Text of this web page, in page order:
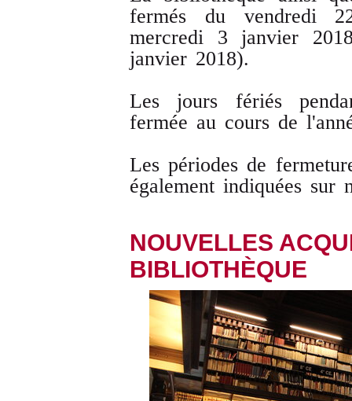
fermés du vendredi
mercredi 3 janvier
janvier 2018).
Les jours fériés
fermée au cours de
Les périodes de
également indiquées sur
NOUVELLES
BIBLIOTHÈQUE